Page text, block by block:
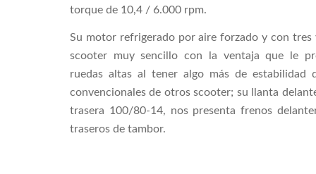
torque de 10,4 / 6.000 rpm.
Su motor refrigerado por aire forzado y con tres
scooter muy sencillo con la ventaja que le
ruedas altas al tener algo más de estabilidad
convencionales de otros scooter; su llanta
trasera 100/80-14, nos presenta frenos
traseros de tambor.